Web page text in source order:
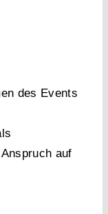
des Events
auf